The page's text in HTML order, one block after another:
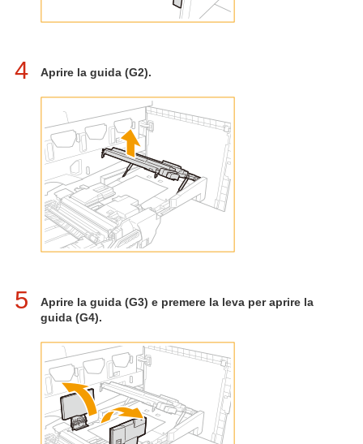
4 Aprire la guida (G2).
5
Aprire la guida (G3) e premere la leva per aprire la
guida (G4).